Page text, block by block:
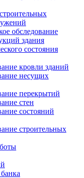
обследование
здания
состояния
кровли зданий
несущих
перекрытий
стен
состояний
строительных